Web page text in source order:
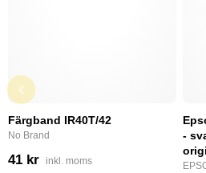
Färgband IR40T/42
No Brand
41 kr inkl. moms
-